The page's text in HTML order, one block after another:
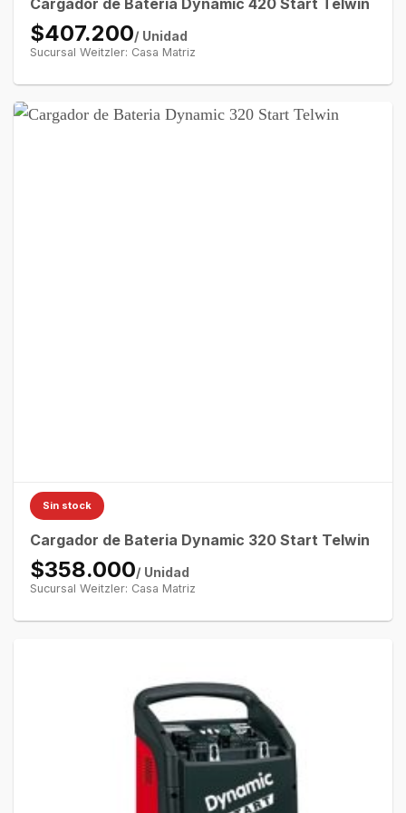
$407.200/ Unidad
Sucursal Weitzler: Casa Matriz
Sin stock
Cargador de Bateria Dynamic 320 Start Telwin
$358.000/ Unidad
Sucursal Weitzler: Casa Matriz